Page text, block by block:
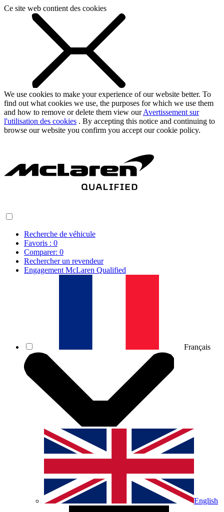
Ce site web contient des cookies
We use cookies to make your experience of our website better. To
find out what cookies we use, the purposes for which we use them
and how to remove or delete them view ourAvertissement sur
l'utilisation des cookies . By accepting this notice and continuing to
browse our website you confirm you accept our cookie policy.
Recherche de véhicule
Favoris : 0
Comparer: 0
Rechercher un revendeur
Engagement McLaren Qualified
Français
English